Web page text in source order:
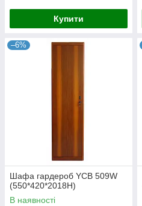
Купити
–6%
Шафа гардероб YСВ 509W
(550*420*2018H)
В наявності